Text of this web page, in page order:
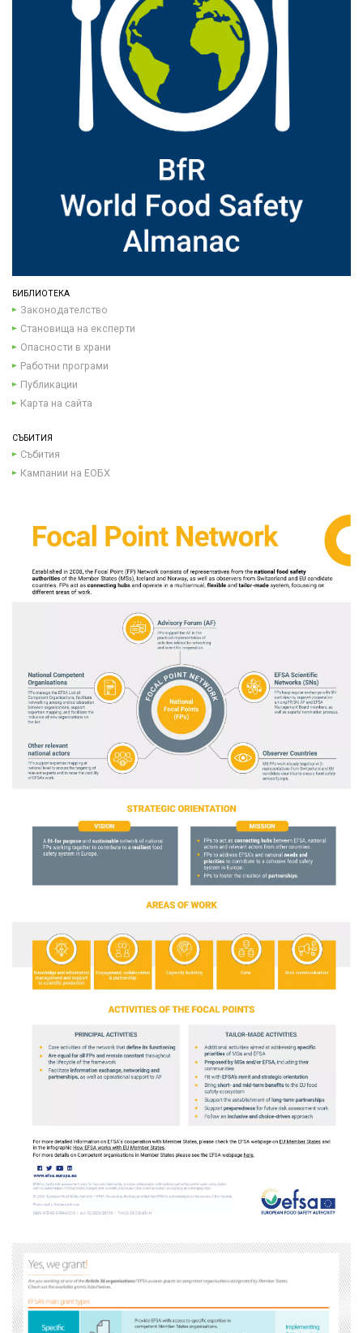
БИБЛИОТЕКА
Законодателство
Становища на експерти
Опасности в храни
Работни програми
Публикации
Карта на сайта
СЪБИТИЯ
Събития
Кампании на ЕОБХ